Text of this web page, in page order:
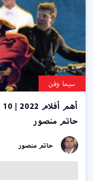
سيما وفن
حاتم منصور
حاتم منصور